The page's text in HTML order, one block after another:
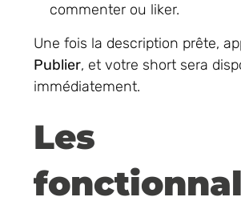
commenter ou liker.
Une fois la description prête,
Publier, et votre short sera
immédiatement.
Les